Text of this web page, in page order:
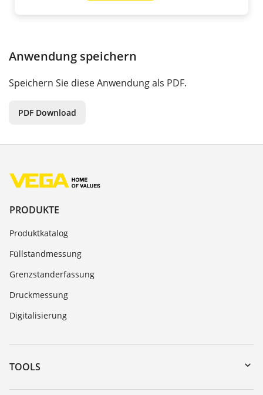
Anwendung speichern
Speichern Sie diese Anwendung als PDF.
PDF Download
PRODUKTE
Produktkatalog
Füllstandmessung
Grenzstanderfassung
Druckmessung
Digitalisierung
TOOLS
Download-Center